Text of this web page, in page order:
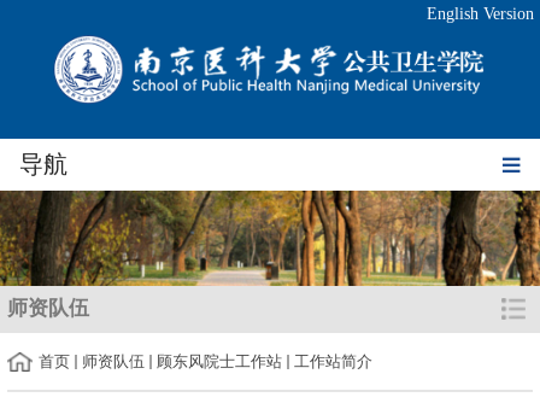
English Version
导航
师资队伍
首页 师资队伍 顾东风院士工作站 工作站简介